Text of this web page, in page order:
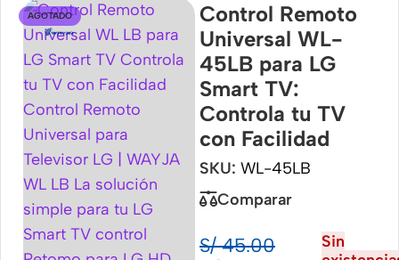
AGOTADO
Control Remoto
Universal WL-
45LB para LG
Smart TV:
Controla tu TV
con Facilidad
SKU: WL-45LB
Comparar
S/45.00
Sin